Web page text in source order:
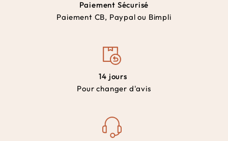
Paiement Sécurisé
Paiement CB, Paypal ou Bimpli
14 jours
Pour changer d'avis